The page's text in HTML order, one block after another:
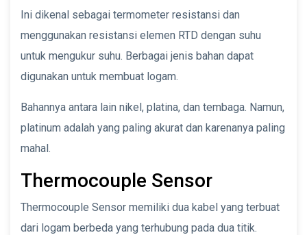
Ini dikenal sebagai termometer resistansi dan
menggunakan resistansi elemen RTD dengan suhu
untuk mengukur suhu. Berbagai jenis bahan dapat
digunakan untuk membuat logam.
Bahannya antara lain nikel, platina, dan tembaga. Namun,
platinum adalah yang paling akurat dan karenanya paling
mahal.
Thermocouple Sensor
Thermocouple Sensor memiliki dua kabel yang terbuat
dari logam berbeda yang terhubung pada dua titik.